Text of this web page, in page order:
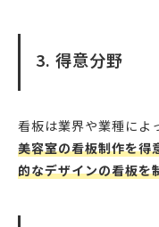
3. 得意分野
看板は業界や業種によ
美容室の看板制作を得
的なデザインの看板を